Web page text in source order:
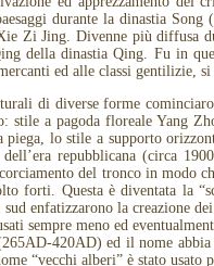
durante la dinastia
Zi Jing. Divenne più diffusa
della dinastia Qing. Fu in
ed alle classi gentilizie,
di diverse forme
stile a pagoda floreale Yang
lo stile a supporto
repubblicana (circa
del tronco in modo
forti. Questa è diventata la
enfatizzarono la creazione
sempre meno ed
420AD) ed il nome
“vecchi alberi” è stato